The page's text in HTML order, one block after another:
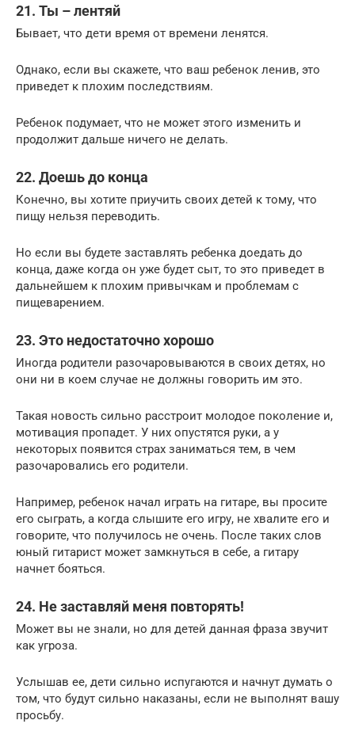
21. Ты – лентяй
Бывает, что дети время от времени ленятся.
Однако, если вы скажете, что ваш ребенок ленив, это
приведет к плохим последствиям.
Ребенок подумает, что не может этого изменить и
продолжит дальше ничего не делать.
22. Доешь до конца
Конечно, вы хотите приучить своих детей к тому, что
пищу нельзя переводить.
Но если вы будете заставлять ребенка доедать до
конца, даже когда он уже будет сыт, то это приведет в
дальнейшем к плохим привычкам и проблемам с
пищеварением.
23. Это недостаточно хорошо
Иногда родители разочаровываются в своих детях, но
они ни в коем случае не должны говорить им это.
Такая новость сильно расстроит молодое поколение и,
мотивация пропадет. У них опустятся руки, а у
некоторых появится страх заниматься тем, в чем
разочаровались его родители.
Например, ребенок начал играть на гитаре, вы просите
его сыграть, а когда слышите его игру, не хвалите его и
говорите, что получилось не очень. После таких слов
юный гитарист может замкнуться в себе, а гитару
начнет бояться.
24. Не заставляй меня повторять!
Может вы не знали, но для детей данная фраза звучит
как угроза.
Услышав ее, дети сильно испугаются и начнут думать о
том, что будут сильно наказаны, если не выполнят вашу
просьбу.